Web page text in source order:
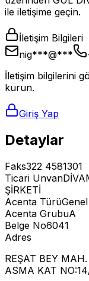
ile iletişime geçin.
İletişim Bilgileri
nig***@***
İletişim bilgilerini
kurun.
Giriş Yap
Detaylar
Faks322 4581301
Ticari Unvan
ŞİRKETİ
Acenta TürüGenel
Acenta GrubuA
Belge No6041
Adres
REŞAT BEY
ASMA KAT